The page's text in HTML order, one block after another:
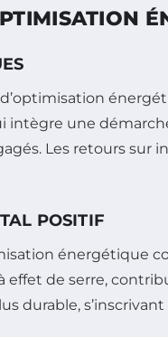
intègre une
Les retours
POSITIF
énergétique
effet de serre,
durable,